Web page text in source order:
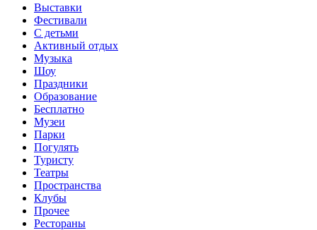
Выставки
Фестивали
С детьми
Активный отдых
Музыка
Шоу
Праздники
Образование
Бесплатно
Музеи
Парки
Погулять
Туристу
Театры
Пространства
Клубы
Прочее
Рестораны